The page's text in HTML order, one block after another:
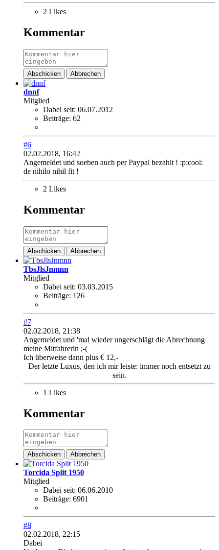
2 Likes
Kommentar
Abschicken Abbrechen
dnnf
Mitglied
Dabei seit: 06.07.2012
Beiträge: 62
#6
02.02.2018, 16:42
Angemeldet und soeben auch per Paypal bezahlt ! :p:cool:
de nihilo nihil fit !
2 Likes
Kommentar
Abschicken Abbrechen
TbsJlsJnmnn
Mitglied
Dabei seit: 03.03.2015
Beiträge: 126
#7
02.02.2018, 21:38
Angemeldet und 'mal wieder ungerschlägt die Abrechnung
meine Mitfahrerin ;-(
Ich überweise dann plus € 12,-
Der letzte Luxus, den ich mir leiste: immer noch entsetzt zu
sein.
1 Likes
Kommentar
Abschicken Abbrechen
Torcida Split 1950
Mitglied
Dabei seit: 06.06.2010
Beiträge: 6901
#8
02.02.2018, 22:15
Dabei